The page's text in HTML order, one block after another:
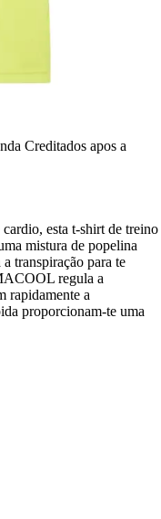
Creditados apos a
cardio, esta t-shirt de treino
mistura de popelina
transpiração para te
regula a
rapidamente a
proporcionam-te uma